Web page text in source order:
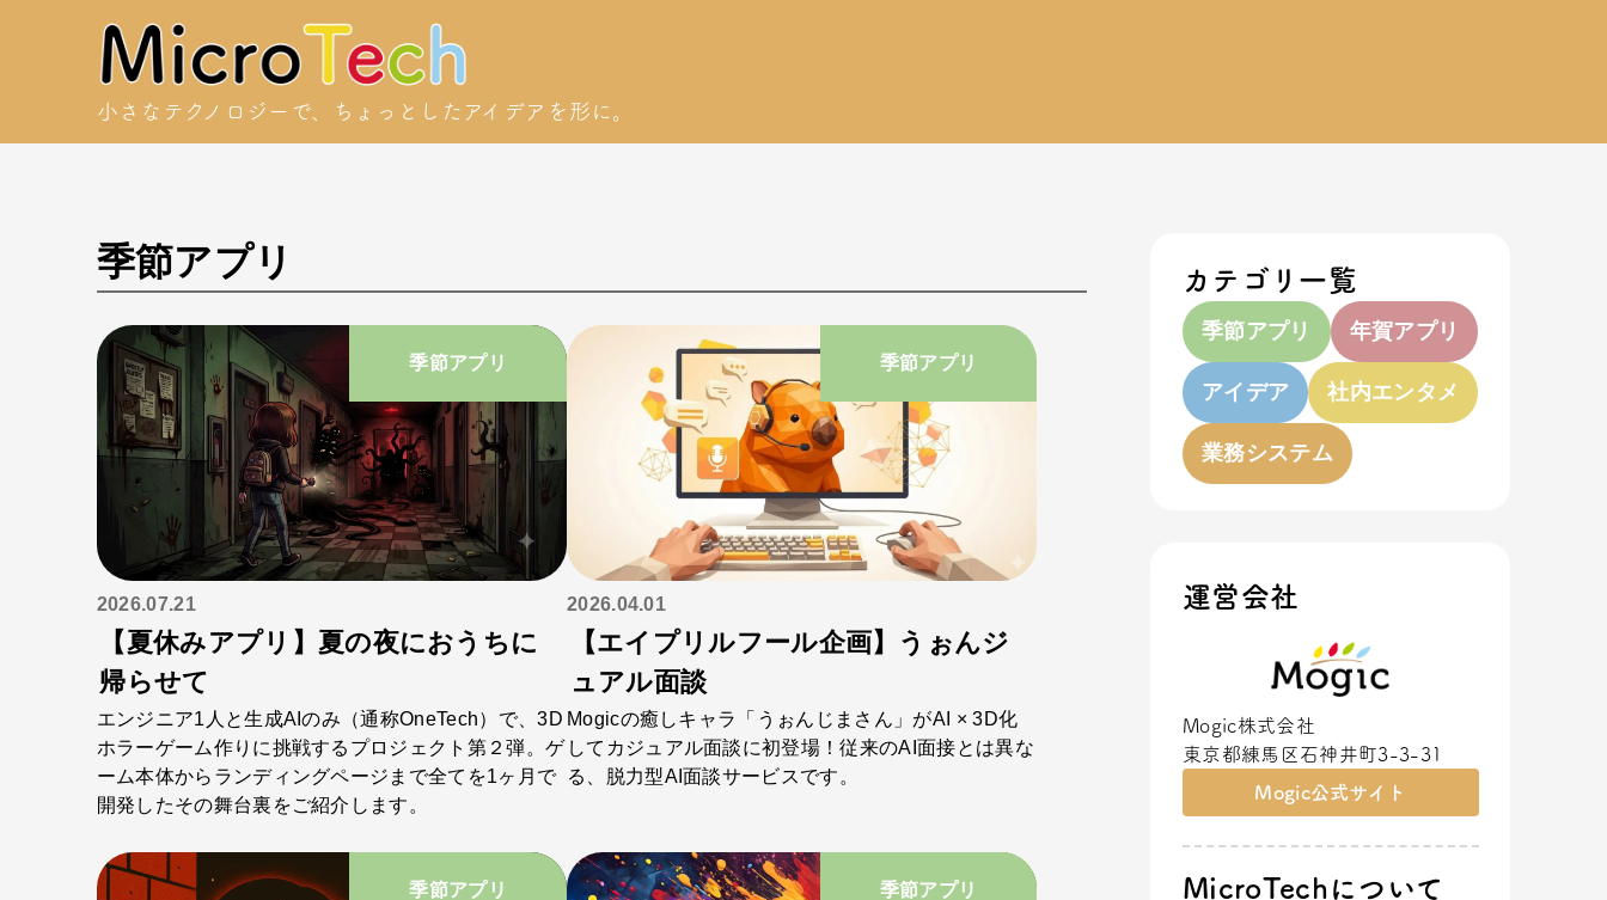
小さなテクノロジーで、 ちょっとしたアイデアを形に。
季節アプリ
季節アプリ
2026.07.21
【夏休みアプリ】夏の夜におうちに
帰らせて
エンジニア1人と生成AIのみ（通称OneTech）で、3D
ホラーゲーム作りに挑戦するプロジェクト第２弾。ゲ
ーム本体からランディングページまで全てを1ヶ月で
開発したその舞台裏をご紹介します。
季節アプリ
2026.04.01
【エイプリルフール企画】うぉんジ
ュアル面談
Mogicの癒しキャラ「うぉんじまさん」がAI × 3D化
してカジュアル面談に初登場！従来のAI面接とは異な
る、脱力型AI面談サービスです。
季節アプリ 季節アプリ
カテゴリ一覧
季節アプリ 年賀アプリ
アイデア 社内エンタメ
業務システム
運営会社
Mogic株式会社
東京都練馬区石神井町3-3-31
Mogic公式サイト
MicroTechについて